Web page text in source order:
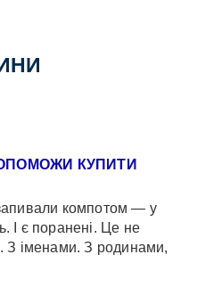
КУПИТИ
компотом — у
І є поранені. Це не
З іменами. З родинами,